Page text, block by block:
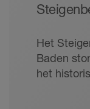
Het
Baden
het